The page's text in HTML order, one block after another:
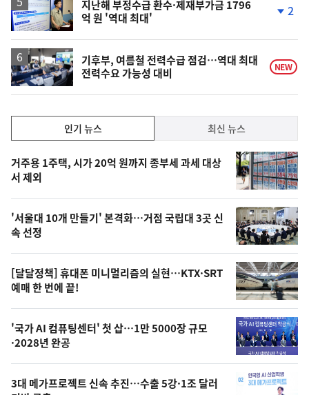
지난해 부정수급 환수·제재부가금 1796
억 원 '역대 최대'
하
락
2
기후부, 여름철 전력수급 점검…역대 최대
전력수요 가능성 대비
NEW
기,
최
신,
오
늘
의
영
상
오
의
인기 뉴스 최신 뉴스
기
뉴
스
거주용 1주택, 시가 20억 원까지 종부세 과세 대상
서 제외
'서울대 10개 만들기' 본격화…거점 국립대 3곳 신
속 선정
[달달정책] 휴대폰 미니멀리즘의 실현…KTX·SRT
예매 한 번에 끝!
'국가 AI 컴퓨팅센터' 첫 삽…1만 5000장 규모
·2028년 완공
3대 메가프로젝트 신속 추진…수출 5강·1조 달러